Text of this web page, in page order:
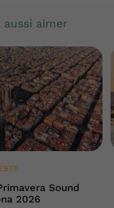
aussi aimer
Sound
2026